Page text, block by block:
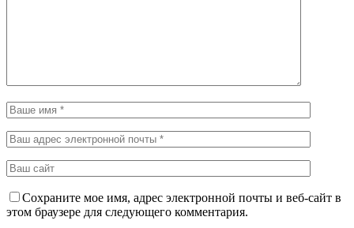
Сохраните мое имя, адрес электронной почты и веб-сайт в
этом браузере для следующего комментария.